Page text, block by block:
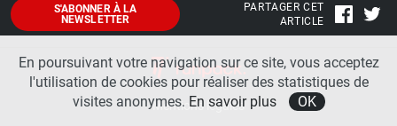
S'ABONNER À LA
NEWSLETTER
PARTAGER CET
ARTICLE
Mentions légales
En poursuivant votre navigation sur ce site, vous acceptez
l'utilisation de cookies pour réaliser des statistiques de
visites anonymes. En savoir plus OK